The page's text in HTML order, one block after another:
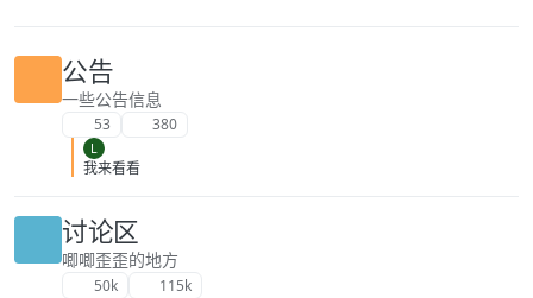
公告
一些公告信息
53 380
L
我来看看
讨论区
唧唧歪歪的地方
50k 115k